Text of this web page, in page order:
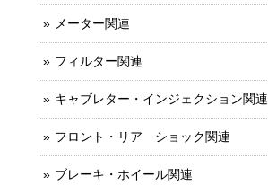
メーター関連
フィルター関連
キャブレター・インジェクション関連
フロント・リア ショック関連
ブレーキ・ホイール関連